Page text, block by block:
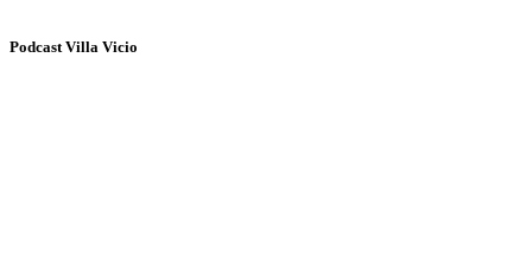
Podcast Villa Vicio